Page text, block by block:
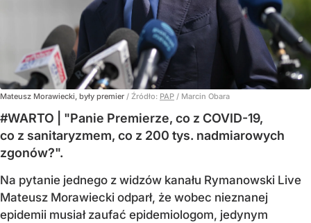
Mateusz Morawiecki, były premier / Źródło: PAP / Marcin Obara
#WARTO | "Panie Premierze, co z COVID-19,
co z sanitaryzmem, co z 200 tys. nadmiarowych
zgonów?".
Na pytanie jednego z widzów kanału Rymanowski Live
Mateusz Morawiecki odparł, że wobec nieznanej
epidemii musiał zaufać epidemiologom, jedynym